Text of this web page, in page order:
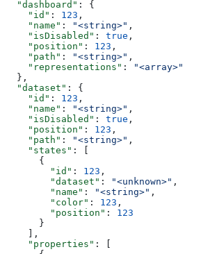
  "dashboard"
: {
    "id"
: 123 ,
    "name"
: "<string>" ,
    "isDisabled"
: true ,
    "position"
: 123 ,
    "path"
: "<string>" ,
    "representations"
:
"<array>"
  },
  "dataset"
: {
    "id"
: 123 ,
    "name"
: "<string>" ,
    "isDisabled"
: true ,
    "position"
: 123 ,
    "path"
: "<string>" ,
    "states"
: [
      {
        "id"
: 123 ,
        "dataset"
: "<unknown>" ,
        "name"
: "<string>" ,
        "color"
: 123 ,
        "position"
: 123
      }
    ],
    "properties"
: [